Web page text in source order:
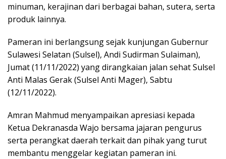
minuman, kerajinan dari berbagai bahan, sutera, serta
produk lainnya.
Pameran ini berlangsung sejak kunjungan Gubernur
Sulawesi Selatan (Sulsel), Andi Sudirman Sulaiman),
Jumat (11/11/2022) yang dirangkaian jalan sehat Sulsel
Anti Malas Gerak (Sulsel Anti Mager), Sabtu
(12/11/2022).
Amran Mahmud menyampaikan apresiasi kepada
Ketua Dekranasda Wajo bersama jajaran pengurus
serta perangkat daerah terkait dan pihak yang turut
membantu menggelar kegiatan pameran ini.